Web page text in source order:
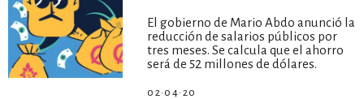
El gobierno de Mario Abdo anunció la
reducción de salarios públicos por
tres meses. Se calcula que el ahorro
será de 52 millones de dólares.
02·04·20